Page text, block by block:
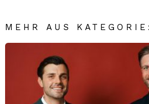
MEHR AUS